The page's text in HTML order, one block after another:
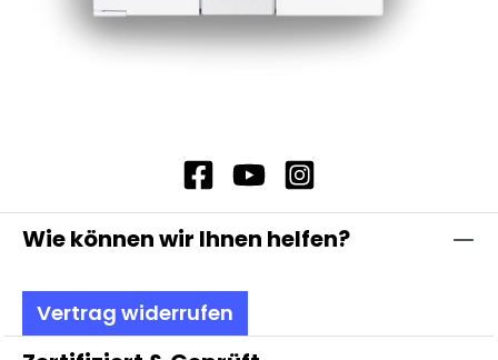
Wie können wir Ihnen helfen?
Vertrag widerrufen